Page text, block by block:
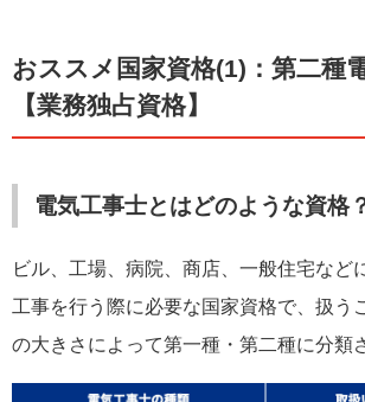
おススメ国家資格(1)：第二種
【業務独占資格】
電気工事士とはどのような資格
ビル、工場、病院、商店、一般住宅など
工事を行う際に必要な国家資格で、扱う
の大きさによって第一種・第二種に分類